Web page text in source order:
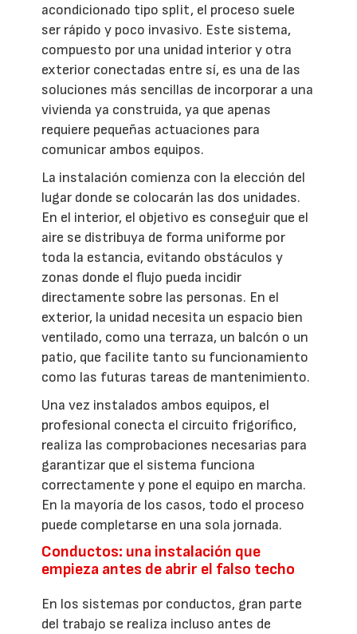
acondicionado tipo split, el proceso suele
ser rápido y poco invasivo. Este sistema,
compuesto por una unidad interior y otra
exterior conectadas entre sí, es una de las
soluciones más sencillas de incorporar a una
vivienda ya construida, ya que apenas
requiere pequeñas actuaciones para
comunicar ambos equipos.
La instalación comienza con la elección del
lugar donde se colocarán las dos unidades.
En el interior, el objetivo es conseguir que el
aire se distribuya de forma uniforme por
toda la estancia, evitando obstáculos y
zonas donde el flujo pueda incidir
directamente sobre las personas. En el
exterior, la unidad necesita un espacio bien
ventilado, como una terraza, un balcón o un
patio, que facilite tanto su funcionamiento
como las futuras tareas de mantenimiento.
Una vez instalados ambos equipos, el
profesional conecta el circuito frigorífico,
realiza las comprobaciones necesarias para
garantizar que el sistema funciona
correctamente y pone el equipo en marcha.
En la mayoría de los casos, todo el proceso
puede completarse en una sola jornada.
Conductos: una instalación que
empieza antes de abrir el falso techo
En los sistemas por conductos, gran parte
del trabajo se realiza incluso antes de